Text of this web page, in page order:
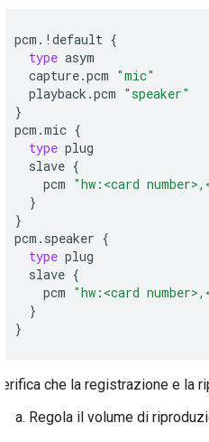
pcm . ! default {
type asym
capture.pcm "mic"
playback .pcm "speaker"
}
pcm .mic {
type plug
slave {
pcm "hw:<card
}
}
pcm . speaker {
type plug
slave {
pcm "hw:<card
}
}
Verifica che la registrazione e la
Regola il volume di